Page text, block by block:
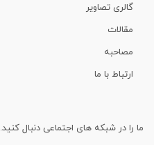
گالری تصاویر
مقالات
مصاحبه
ارتباط با ما
ما را در شبکه های اجتماعی دنبال کنید.